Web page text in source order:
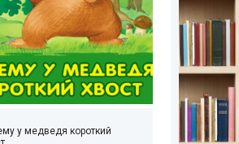
у медведя короткий